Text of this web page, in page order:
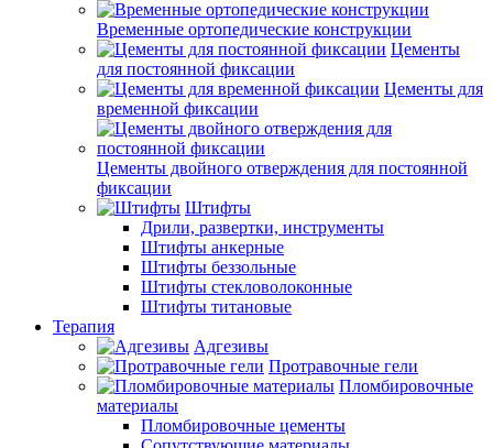
Временные ортопедические конструкции
Цементы
для постоянной фиксации
Цементы для
временной фиксации
Цементы двойного отверждения для постоянной
фиксации
Штифты
Дрили, развертки, инструменты
Штифты анкерные
Штифты беззольные
Штифты стекловолоконные
Штифты титановые
Терапия
Адгезивы
Протравочные гели
Пломбировочные
материалы
Пломбировочные цементы